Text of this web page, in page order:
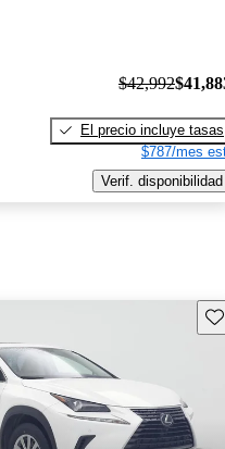
$42,992
El precio incluye tasas
$787/mes
Verif. disponibilidad